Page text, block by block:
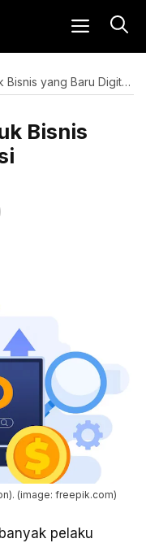
MENU
Pentingnya SEO untuk Bisnis yang Baru Digitalisasi
Bisnis
(image: freepik.com)
pelaku